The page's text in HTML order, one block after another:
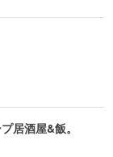
居酒屋&飯。